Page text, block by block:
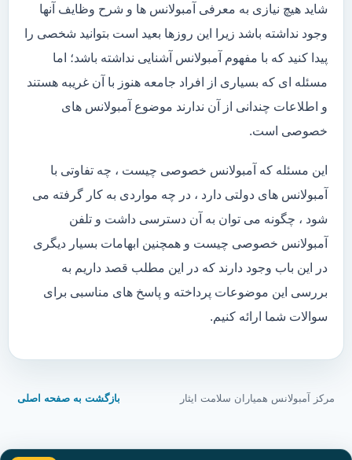
شاید هیچ نیازی به معرفی آمبولانس ها و شرح وظایف آنها
وجود نداشته باشد زیرا این روزها بعید است بتوانید شخصی را
پیدا کنید که با مفهوم آمبولانس آشنایی نداشته باشد؛ اما
مسئله ای که بسیاری از افراد جامعه هنوز با آن غریبه هستند
و اطلاعات چندانی از آن ندارند موضوع آمبولانس های
خصوصی است.
این مسئله که آمبولانس خصوصی چیست ، چه تفاوتی با
آمبولانس های دولتی دارد ، در چه مواردی به کار گرفته می
شود ، چگونه می توان به آن دسترسی داشت و تلفن
آمبولانس خصوصی چیست و همچنین ابهامات بسیار دیگری
در این باب وجود دارند که در این مطلب قصد داریم به
بررسی این موضوعات پرداخته و پاسخ های مناسبی برای
سوالات شما ارائه کنیم.
مرکز آمبولانس همیاران سلامت ایثار بازگشت به صفحه اصلی